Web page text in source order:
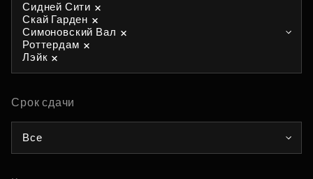
Сидней Сити
Скай Гарден
Симоновский Вал
Роттердам
Лэйк
Срок сдачи
Все